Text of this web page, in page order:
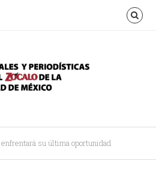
su última oportunidad